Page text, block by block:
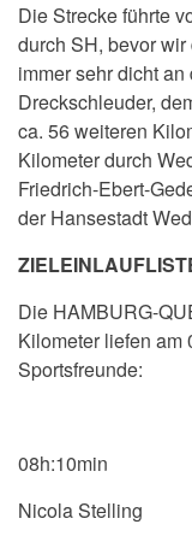
Die Strecke führte
durch SH, bevor
immer sehr dicht
Dreckschleuder,
ca. 56 weiteren
Kilometer durch
Friedrich-Ebert-
der Hansestadt
Die HAMBURG-
Kilometer liefen am
Sportsfreunde:
08h:10min
Nicola Stelling